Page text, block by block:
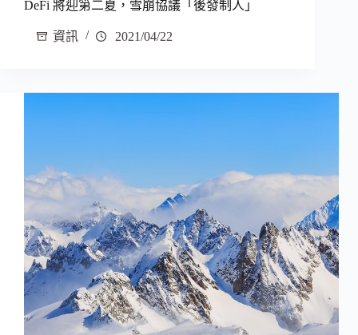
DeFi 將迎第二夏，雪崩協議「後發制人」
資訊 2021/04/22